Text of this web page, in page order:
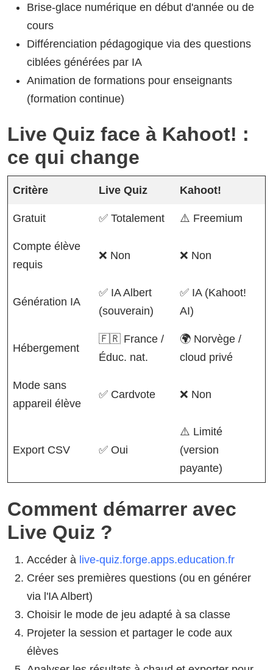
Brise-glace numérique en début d'année ou de
cours
Différenciation pédagogique via des questions
ciblées générées par IA
Animation de formations pour enseignants
(formation continue)
Live Quiz face à Kahoot! :
ce qui change
Critère Live Quiz Kahoot!
Gratuit ✅ Totalement ⚠️ Freemium
Compte élève
requis
❌ Non ❌ Non
Génération IA
✅ IA Albert
(souverain)
✅ IA (Kahoot!
AI)
Hébergement
🇫🇷 France /
Éduc. nat.
🌍 Norvège /
cloud privé
Mode sans
appareil élève
✅ Cardvote ❌ Non
Export CSV ✅ Oui
⚠️ Limité
(version
payante)
Comment démarrer avec
Live Quiz ?
Accéder à live-quiz.forge.apps.education.fr
Créer ses premières questions (ou en générer
via l'IA Albert)
Choisir le mode de jeu adapté à sa classe
Projeter la session et partager le code aux
élèves